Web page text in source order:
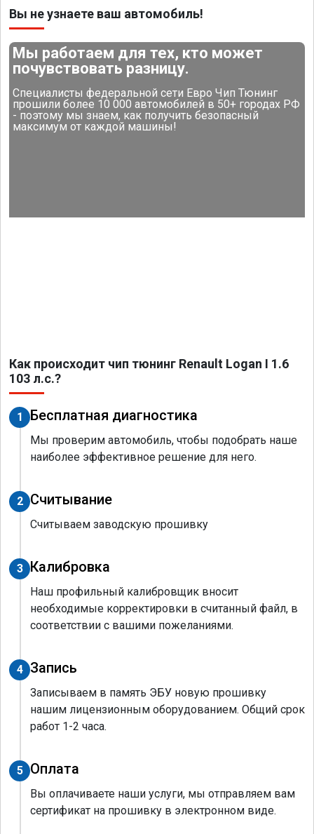
Вы не узнаете ваш автомобиль!
Мы работаем для тех, кто может
почувствовать разницу.
Специалисты федеральной сети Евро Чип Тюнинг
прошили более 10 000 автомобилей в 50+ городах РФ
- поэтому мы знаем, как получить безопасный
максимум от каждой машины!
Как происходит чип тюнинг Renault Logan I 1.6
103 л.с.?
1 Бесплатная диагностика
Мы проверим автомобиль, чтобы подобрать наше
наиболее эффективное решение для него.
2 Считывание
Считываем заводскую прошивку
3 Калибровка
Наш профильный калибровщик вносит
необходимые корректировки в считанный файл, в
соответствии с вашими пожеланиями.
4 Запись
Записываем в память ЭБУ новую прошивку
нашим лицензионным оборудованием. Общий срок
работ 1-2 часа.
5 Оплата
Вы оплачиваете наши услуги, мы отправляем вам
сертификат на прошивку в электронном виде.